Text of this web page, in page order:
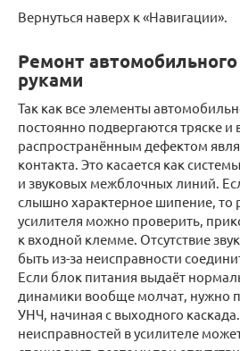
Вернуться наверх к «Навигации».
Ремонт
руками
Так как все элементы
постоянно подвергаются тряске
распространённым дефектом
контакта. Это касается как
и звуковых межблочных линий.
слышно характерное шипение, то
усилителя можно проверить,
к входной клемме. Отсутствие
быть из-за неисправности
Если блок питания выдаёт
динамики вообще молчат, нужно
УНЧ, начиная с выходного
неисправностей в усилителе